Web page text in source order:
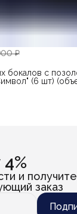
₽
бокалов с
(6 шт)
и получите
заказ